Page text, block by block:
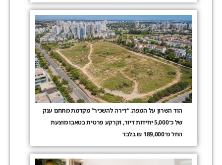
הוד השרון על המפה: “דירה להשכיר” מקדמת מתחם ענק
של כ־5,000 יחידות דיור, וקרקע פרטית בטאבו מוצעת
החל מ־189,000 ₪ בלבד